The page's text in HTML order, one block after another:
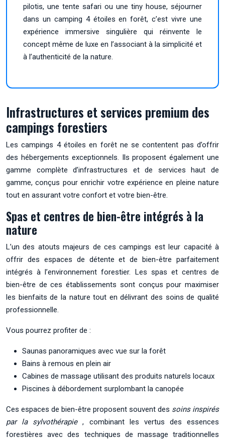
pilotis, une tente safari ou une tiny house, séjourner
dans un camping 4 étoiles en forêt, c’est vivre une
expérience immersive singulière qui réinvente le
concept même de luxe en l’associant à la simplicité et
à l’authenticité de la nature.
Infrastructures et services premium des
campings forestiers
Les campings 4 étoiles en forêt ne se contentent pas d’offrir
des hébergements exceptionnels. Ils proposent également une
gamme complète d’infrastructures et de services haut de
gamme, conçus pour enrichir votre expérience en pleine nature
tout en assurant votre confort et votre bien-être.
Spas et centres de bien-être intégrés à la
nature
L’un des atouts majeurs de ces campings est leur capacité à
offrir des espaces de détente et de bien-être parfaitement
intégrés à l’environnement forestier. Les spas et centres de
bien-être de ces établissements sont conçus pour maximiser
les bienfaits de la nature tout en délivrant des soins de qualité
professionnelle.
Vous pourrez profiter de :
Saunas panoramiques avec vue sur la forêt
Bains à remous en plein air
Cabines de massage utilisant des produits naturels locaux
Piscines à débordement surplombant la canopée
Ces espaces de bien-être proposent souvent des soins inspirés
par la sylvothérapie, combinant les vertus des essences
forestières avec des techniques de massage traditionnelles